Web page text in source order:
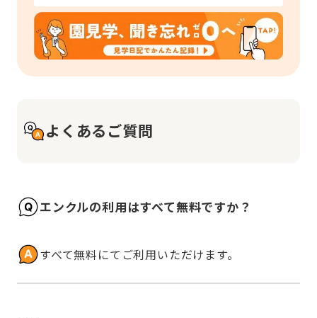
よくあるご質問
エンクルの利用はすべて無料ですか？
すべて無料にてご利用いただけます。